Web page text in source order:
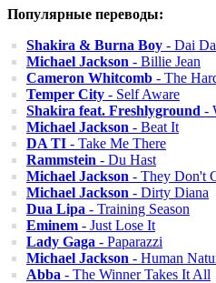
Популярные переводы:
Shakira & Burna Boy - Dai
Michael Jackson - Billie Jean
Cameron Whitcomb - The
Temper City - Self Aware
Shakira feat. Freshlyground -
Michael Jackson - Beat It
DA TI - Take Me There
Rammstein - Du Hast
Michael Jackson - They Don't
Michael Jackson - Dirty Diana
Dua Lipa - Training Season
Eminem - Just Lose It
Lady Gaga - Paparazzi
Michael Jackson - Human
Abba - The Winner Takes It All